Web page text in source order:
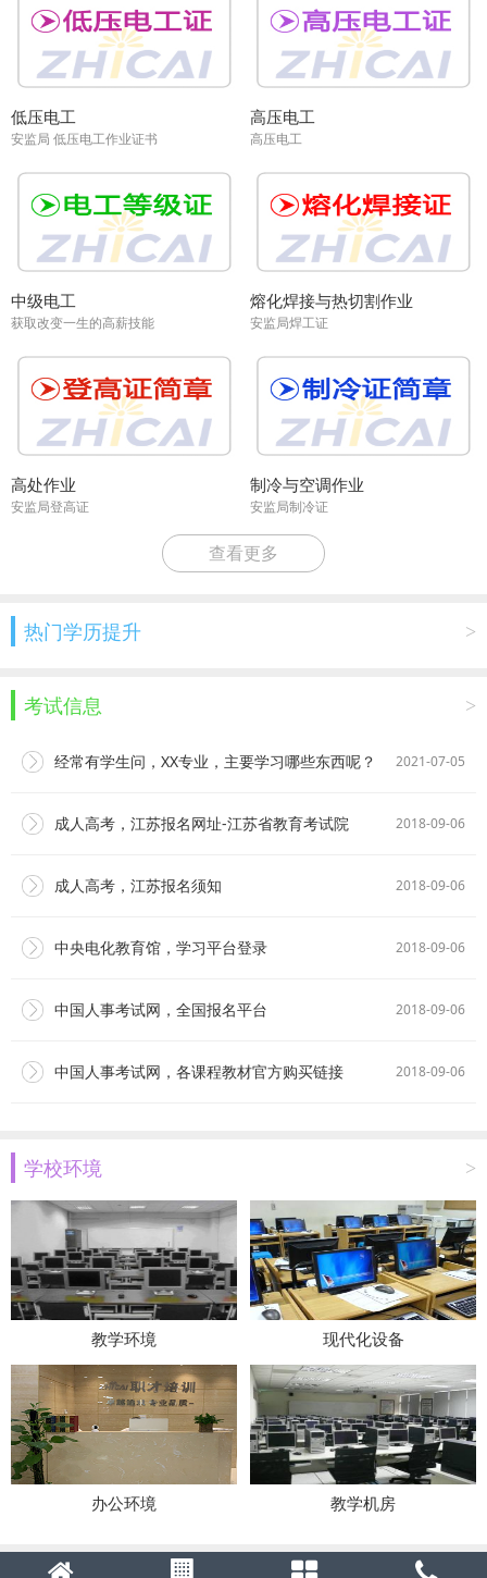
低压电工
安监局 低压电工作业证书
高压电工
高压电工
中级电工
获取改变一生的高薪技能
熔化焊接与热切割作业
安监局焊工证
高处作业
安监局登高证
制冷与空调作业
安监局制冷证
查看更多
热门学历提升 >
考试信息 >
经常有学生问，XX专业，主要学习哪些东西呢？ 2021-07-05
成人高考，江苏报名网址-江苏省教育考试院 2018-09-06
成人高考，江苏报名须知 2018-09-06
中央电化教育馆，学习平台登录 2018-09-06
中国人事考试网，全国报名平台 2018-09-06
中国人事考试网，各课程教材官方购买链接 2018-09-06
学校环境 >
教学环境 现代化设备
办公环境 教学机房